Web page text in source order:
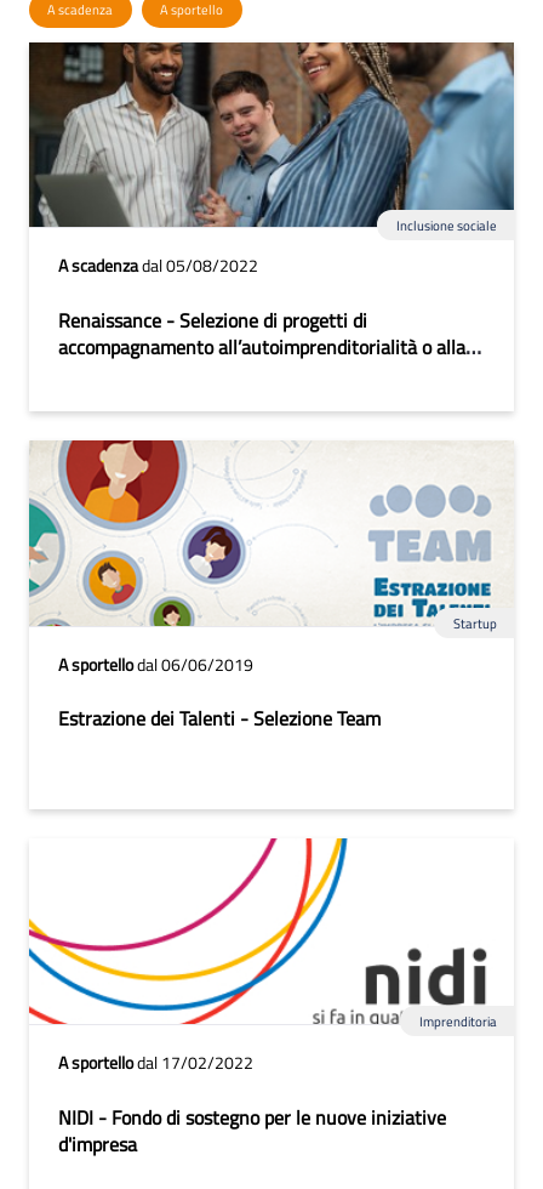
Inclusione sociale
A scadenzadal 05/08/2022
Renaissance - Selezione di progetti di
accompagnamento all’autoimprenditorialità o alla
Startup
A sportellodal 06/06/2019
Estrazione dei Talenti - Selezione Team
Imprenditoria
A sportellodal 17/02/2022
NIDI - Fondo di sostegno per le nuove iniziative
d'impresa
A scadenza A sportello